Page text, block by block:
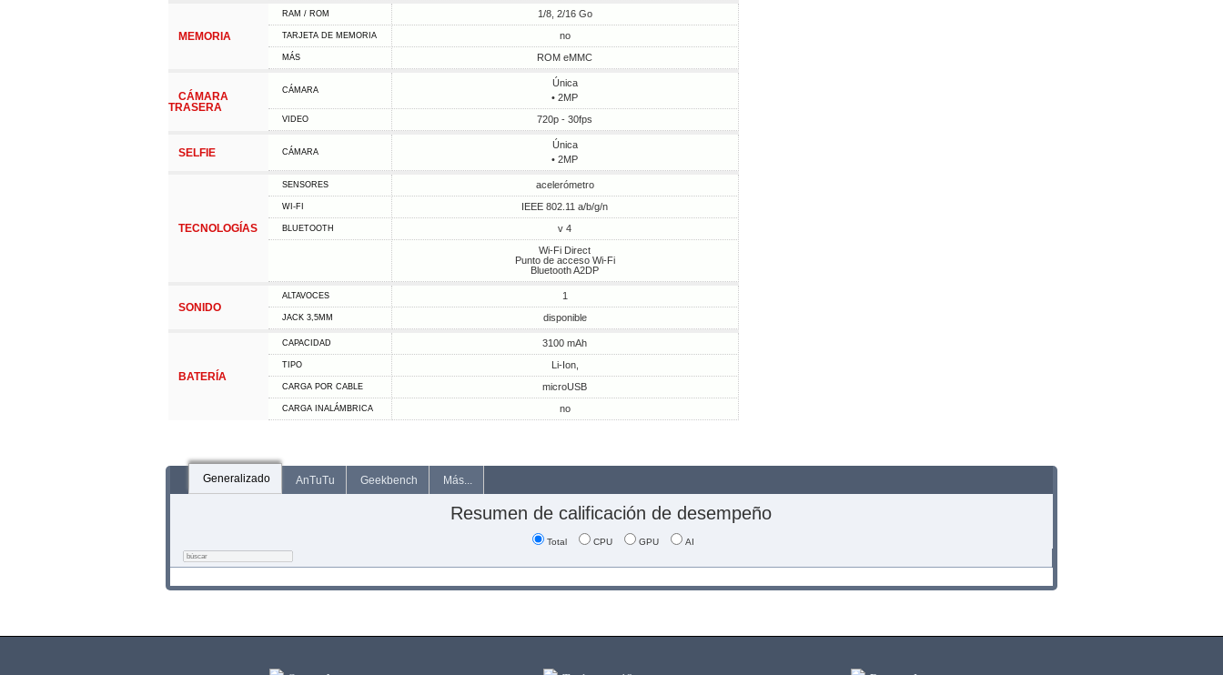
MEMORIA
RAM / ROM 1/8, 2/16 Go
TARJETA DE MEMORIA no
MÁS ROM eMMC
CÁMARA
TRASERA
CÁMARA
Única
• 2MP
VIDEO 720p - 30fps
SELFIE CÁMARA
Única
• 2MP
TECNOLOGÍAS
SENSORES acelerómetro
WI-FI IEEE 802.11 a/b/g/n
BLUETOOTH
v 4
Wi-Fi Direct
Punto de acceso Wi-Fi
Bluetooth A2DP
SONIDO
ALTAVOCES 1
JACK 3,5MM disponible
BATERÍA
CAPACIDAD 3100 mAh
TIPO Li-Ion,
CARGA POR CABLE microUSB
CARGA INALÁMBRICA no
Generalizado AnTuTu Geekbench Más...
Resumen de calificación de desempeño
Total CPU GPU AI